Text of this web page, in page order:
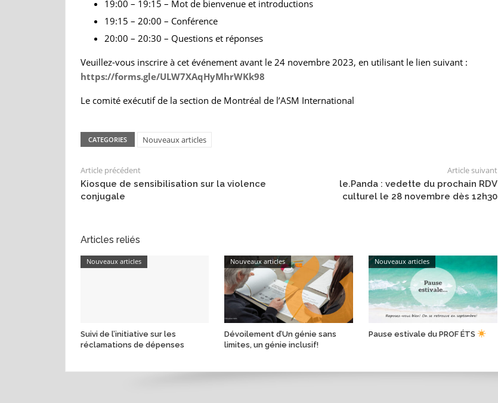
19:00 – 19:15 – Mot de bienvenue et introductions
19:15 – 20:00 – Conférence
20:00 – 20:30 – Questions et réponses
Veuillez-vous inscrire à cet événement avant le 24 novembre 2023, en utilisant le lien suivant :
https://forms.gle/ULW7XAqHyMhrWKk98
Le comité exécutif de la section de Montréal de l’ASM International
CATEGORIES Nouveaux articles
Article précédent
Kiosque de sensibilisation sur la violence
conjugale
Article suivant
le.Panda : vedette du prochain RDV
culturel le 28 novembre dès 12h30
Articles reliés
Nouveaux articles
Suivi de l’initiative sur les
réclamations de dépenses
Nouveaux articles
Dévoilement d’Un génie sans
limites, un génie inclusif!
Nouveaux articles
Pause estivale du PROF ÉTS